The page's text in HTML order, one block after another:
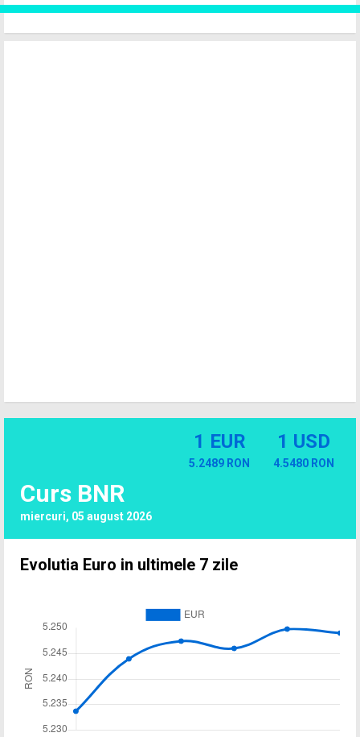
Curs BNR
miercuri, 05 august 2026
1 EUR
5.2489 RON
1 USD
4.5480 RON
Evolutia Euro in ultimele 7 zile